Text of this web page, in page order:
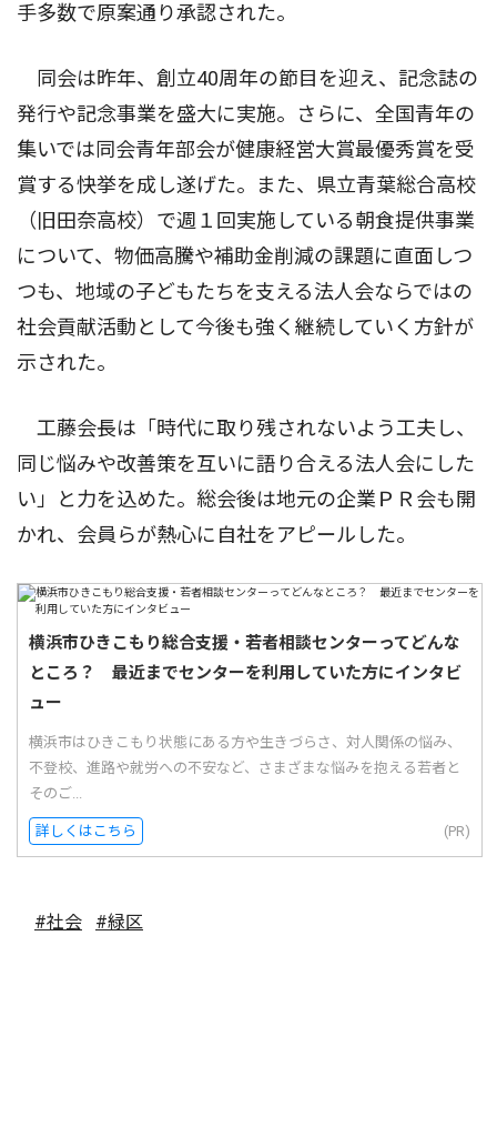
手多数で原案通り承認された。
同会は昨年、創立40周年の節目を迎え、記念誌の
発行や記念事業を盛大に実施。さらに、全国青年の
集いでは同会青年部会が健康経営大賞最優秀賞を受
賞する快挙を成し遂げた。また、県立青葉総合高校
（旧田奈高校）で週１回実施している朝食提供事業
について、物価高騰や補助金削減の課題に直面しつ
つも、地域の子どもたちを支える法人会ならではの
社会貢献活動として今後も強く継続していく方針が
示された。
工藤会長は「時代に取り残されないよう工夫し、
同じ悩みや改善策を互いに語り合える法人会にした
い」と力を込めた。総会後は地元の企業ＰＲ会も開
かれ、会員らが熱心に自社をアピールした。
横浜市ひきこもり総合支援・若者相談センターってどんな
ところ？ 最近までセンターを利用していた方にインタビ
ュー
横浜市はひきこもり状態にある方や生きづらさ、対人関係の悩み、
不登校、進路や就労への不安など、さまざまな悩みを抱える若者と
そのご...
詳しくはこちら (PR)
#社会 #緑区